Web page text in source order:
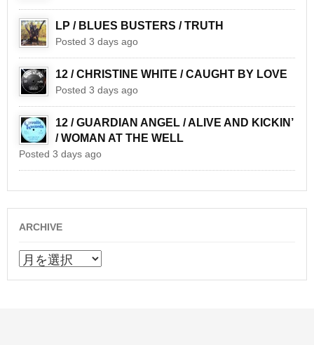
LP / BLUES BUSTERS / TRUTH
Posted 3 days ago
12 / CHRISTINE WHITE / CAUGHT BY LOVE
Posted 3 days ago
12 / GUARDIAN ANGEL / ALIVE AND KICKIN’
/ WOMAN AT THE WELL
Posted 3 days ago
ARCHIVE
ARCHIVE